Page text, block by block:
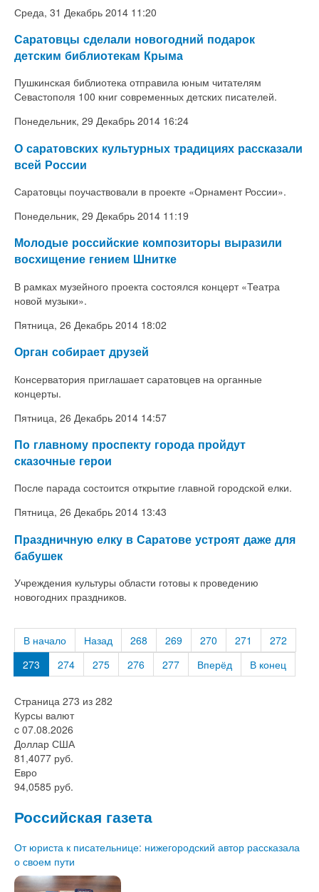
Среда, 31 Декабрь 2014 11:20
Саратовцы сделали новогодний подарок
детским библиотекам Крыма
Пушкинская библиотека отправила юным читателям
Севастополя 100 книг современных детских писателей.
Понедельник, 29 Декабрь 2014 16:24
О саратовских культурных традициях рассказали
всей России
Саратовцы поучаствовали в проекте «Орнамент России».
Понедельник, 29 Декабрь 2014 11:19
Молодые российские композиторы выразили
восхищение гением Шнитке
В рамках музейного проекта состоялся концерт «Театра
новой музыки».
Пятница, 26 Декабрь 2014 18:02
Орган собирает друзей
Консерватория приглашает саратовцев на органные
концерты.
Пятница, 26 Декабрь 2014 14:57
По главному проспекту города пройдут
сказочные герои
После парада состоится открытие главной городской елки.
Пятница, 26 Декабрь 2014 13:43
Праздничную елку в Саратове устроят даже для
бабушек
Учреждения культуры области готовы к проведению
новогодних праздников.
В начало Назад 268 269 270 271
272
273
274 275 276 277 Вперёд В конец
Страница 273 из 282
Курсы валют
c 07.08.2026
Доллар США
81,4077 руб.
Евро
94,0585 руб.
Российская газета
От юриста к писательнице: нижегородский автор рассказала
о своем пути